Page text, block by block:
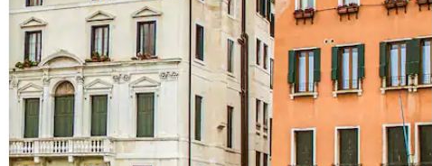
か、画面をタッチまたはスワイプして検索結果を確認することができます